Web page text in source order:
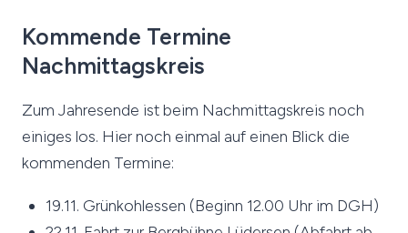
Kommende Termine
Nachmittagskreis
Zum Jahresende ist beim Nachmittagskreis noch
einiges los. Hier noch einmal auf einen Blick die
kommenden Termine:
19.11. Grünkohlessen (Beginn 12.00 Uhr im DGH)